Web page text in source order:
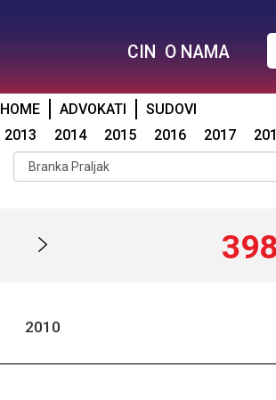
CIN O NAMA
HOME ADVOKATI
SUDOVI
2017
2016
2015
2014
2013
2010